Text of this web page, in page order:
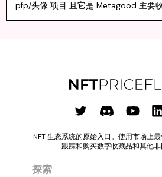
pfp/头像 项目 且它是 Metagood 主要
NFT 生态系统的原始入口。使用市场上
跟踪和购买数字收藏品和其他非
探索